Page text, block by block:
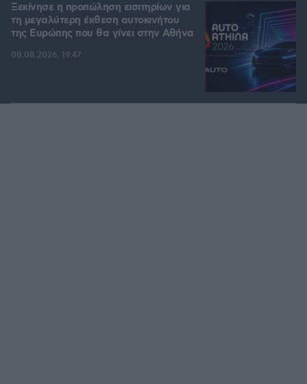
Ξεκίνησε η προπώληση εισιτηρίων για
τη μεγαλύτερη έκθεση αυτοκινήτου
της Ευρώπης που θα γίνει στην Αθήνα
08.08.2026, 19:47